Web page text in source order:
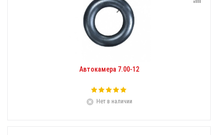
Автокамера 7.00-12
Нет в наличии